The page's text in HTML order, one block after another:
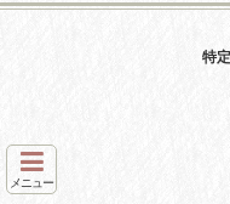
特
メニュー